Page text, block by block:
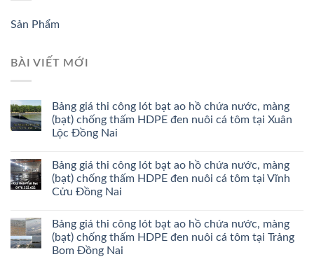
Sản Phẩm
BÀI VIẾT MỚI
Bảng giá thi công lót bạt ao hồ chứa nước, màng
(bạt) chống thấm HDPE đen nuôi cá tôm tại Xuân
Lộc Đồng Nai
Bảng giá thi công lót bạt ao hồ chứa nước, màng
(bạt) chống thấm HDPE đen nuôi cá tôm tại Vĩnh
Cửu Đồng Nai
Bảng giá thi công lót bạt ao hồ chứa nước, màng
(bạt) chống thấm HDPE đen nuôi cá tôm tại Trảng
Bom Đồng Nai